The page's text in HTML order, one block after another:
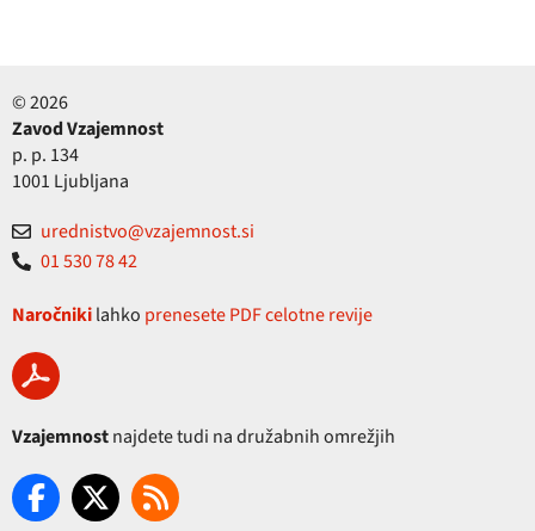
© 2026
Zavod Vzajemnost
p. p. 134
1001 Ljubljana
urednistvo@vzajemnost.si
01 530 78 42
Naročnikilahko prenesete PDF celotne revije
Vzajemnostnajdete tudi na družabnih omrežjih